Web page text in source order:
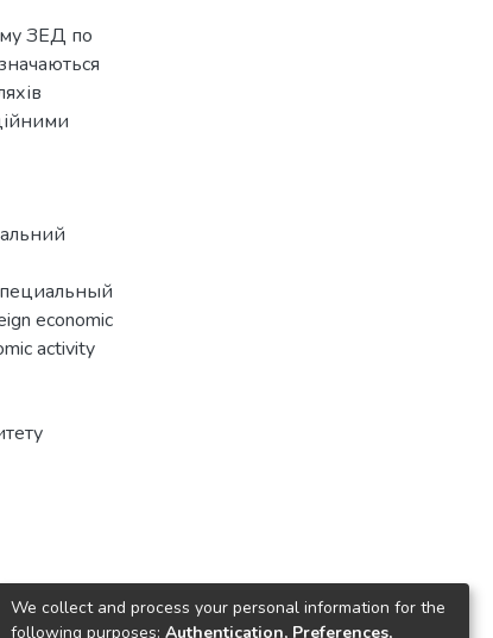
ЗЕД по
economic
activity
We collect and process your personal information for the
following purposes: Authentication, Preferences,